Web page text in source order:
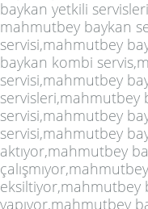
baykan yetkili
mahmutbey baykan
servisi,mahmutbey
baykan kombi
servisi,mahmutbey
servisi,mahmutbey
servisi,mahmutbey
aktıyor,mahmutbey
eksiltiyor,mahmutbey
yapıyor,mahmutbey